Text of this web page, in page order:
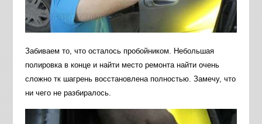
Забиваем то, что осталось пробойником. Небольшая
полировка в конце и найти место ремонта найти очень
сложно тк шагрень восстановлена полностью. Замечу, что
ни чего не разбиралось.